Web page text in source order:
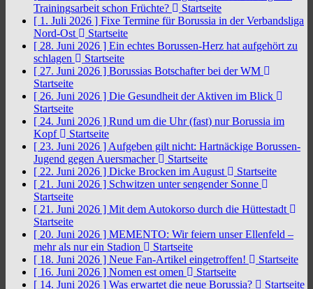
Trainingsarbeit schon Früchte?
Startseite
[ 1. Juli 2026 ] Fixe Termine für Borussia in der Verbandsliga
Nord-Ost
Startseite
[ 28. Juni 2026 ] Ein echtes Borussen-Herz hat aufgehört zu
schlagen
Startseite
[ 27. Juni 2026 ] Borussias Botschafter bei der WM
Startseite
[ 26. Juni 2026 ] Die Gesundheit der Aktiven im Blick
Startseite
[ 24. Juni 2026 ] Rund um die Uhr (fast) nur Borussia im
Kopf
Startseite
[ 23. Juni 2026 ] Aufgeben gilt nicht: Hartnäckige Borussen-
Jugend gegen Auersmacher
Startseite
[ 22. Juni 2026 ] Dicke Brocken im August
Startseite
[ 21. Juni 2026 ] Schwitzen unter sengender Sonne
Startseite
[ 21. Juni 2026 ] Mit dem Autokorso durch die Hüttestadt
Startseite
[ 20. Juni 2026 ] MEMENTO: Wir feiern unser Ellenfeld –
mehr als nur ein Stadion
Startseite
[ 18. Juni 2026 ] Neue Fan-Artikel eingetroffen!
Startseite
[ 16. Juni 2026 ] Nomen est omen
Startseite
[ 14. Juni 2026 ] Was erwartet die neue Borussia?
Startseite